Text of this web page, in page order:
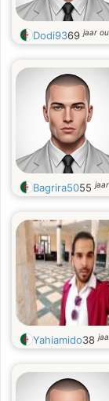
Dodi9369jaar
Bagrira5055
Yahiamido38